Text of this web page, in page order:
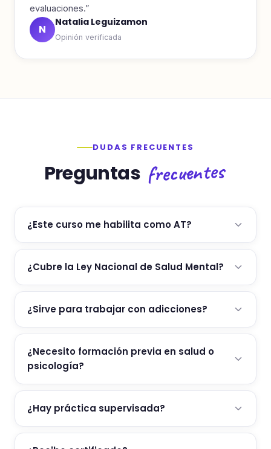
evaluaciones.”
N
Natalia Leguizamon
Opinión verificada
DUDAS FRECUENTES
Preguntas frecuentes
¿Este curso me habilita como AT?
¿Cubre la Ley Nacional de Salud Mental?
¿Sirve para trabajar con adicciones?
¿Necesito formación previa en salud o
psicología?
¿Hay práctica supervisada?